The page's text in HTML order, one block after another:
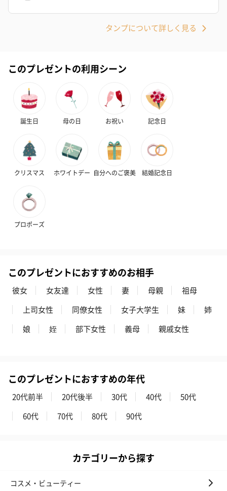
タンプについて詳しく見る
このプレゼントの利用シーン
誕生日 母の日 お祝い 記念日
クリスマス ホワイトデー 自分へのご褒美 結婚記念日
プロポーズ
このプレゼントにおすすめのお相手
彼女 女友達 女性 妻 母親
祖母
上司女性
同僚女性 女子大学生 妹
姉
娘
姪 部下女性 義母 親戚女性
このプレゼントにおすすめの年代
20代前半 20代後半 30代 40代
50代
60代
70代 80代 90代
カテゴリーから探す
コスメ・ビューティー